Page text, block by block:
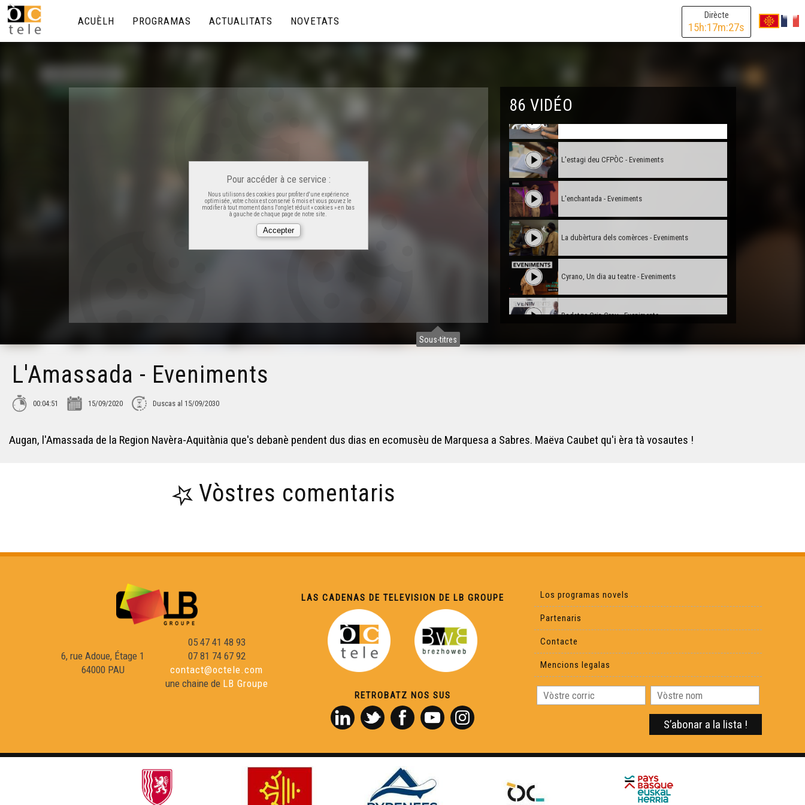
Dirècte
15h:17m:27s
ACUÈLH PROGRAMAS ACTUALITATS NOVETATS
Sous-titres
Pour accéder à ce service :
Nous utilisons des cookies pour profiter d'une expérience
optimisée, votre choix est conservé 6 mois et vous pouvez le
modifier à tout moment dans l'onglet réduit « cookies » en bas
à gauche de chaque page de notre site.
86 VIDÉO
Carnaval de Limós - Eveniments
L'estagi deu CFPÒC - Eveniments
L'enchantada - Eveniments
La dubèrtura dels comèrces - Eveniments
Cyrano, Un dia au teatre - Eveniments
Rodatge Crin-Crau - Eveniments
Hestiv'Òc - 17ena edicion - Eveniments
Festenau Dau Mont Gargan - Eveniments
Festenau Mascaret - Eveniments
L'Amassada - Eveniments
00:04:51 15/09/2020 Duscas al 15/09/2030
Augan, l'Amassada de la Region Navèra-Aquitània que's debanè pendent dus dias en ecomusèu de Marquesa a Sabres. Maëva Caubet qu'i èra tà vosautes !
Vòstres comentaris
6, rue Adoue, Étage 1
64000 PAU
05 47 41 48 93
07 81 74 67 92
contact@octele.com
une chaine de LB Groupe
LAS CADENAS DE TELEVISION DE LB GROUPE
RETROBATZ NOS SUS
Los programas novels
Partenaris
Contacte
Mencions legalas